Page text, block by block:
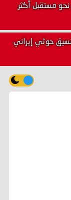
مستقبل أكثر
حوثي إيراني